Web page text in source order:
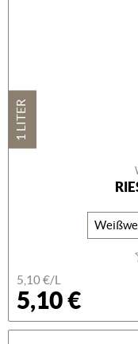
1 LITER
5,10 €/L
5,10 €